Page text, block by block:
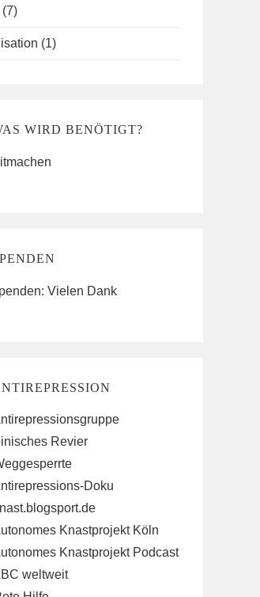
(7)
(1)
WIRD BENÖTIGT?
Revier
Doku
Knastprojekt Köln
Knastprojekt Podcast
weltweit